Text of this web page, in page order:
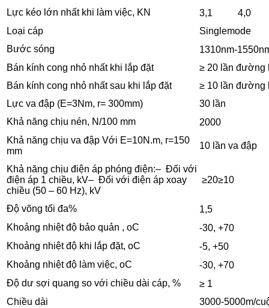
Lực kéo lớn nhất khi làm việc, KN
3,1
4,0
Loại cáp
Singlemode
Bước sóng
1310nm-
Bán kính cong nhỏ nhất khi lắp đặt
≥ 20 lần đường
Bán kính cong nhỏ nhất sau khi lắp đặt
≥ 10 lần đường
Lực va đập (E=3Nm, r= 300mm)
30 lần
Khả năng chịu nén, N/100 mm
2000
Khả năng chịu va đập Với E=10N.m, r=150
mm
10 lần va đập
Khả năng chịu điện áp phóng điện:– Đối với
điện áp 1 chiều, kV– Đối với điện áp xoay
chiều (50 – 60 Hz), kV
≥20≥10
Độ võng tối đa%
1,5
Khoảng nhiệt độ bảo quản , oC
-30, +70
Khoảng nhiệt độ khi lắp đặt, oC
-5, +50
Khoảng nhiệt độ làm việc, oC
-30, +70
Độ dư sợi quang so với chiều dài cáp, %
≥ 1
Chiều dài
3000-5000m/